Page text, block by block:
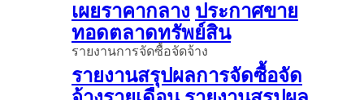
เผยราคากลาง ประกาศขาย
ทอดตลาดทรัพย์สิน
รายงานการจัดซื้อจัดจ้าง
รายงานสรุปผลการจัดซื้อจัด